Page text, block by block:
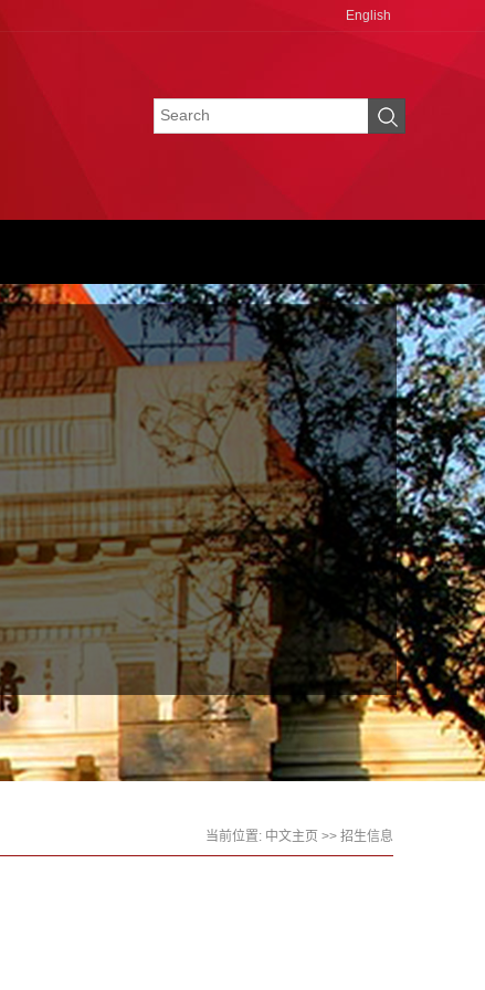
English
当前位置: 中文主页 >> 招生信息